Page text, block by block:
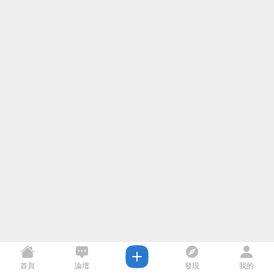
首頁 論壇 發現 我的